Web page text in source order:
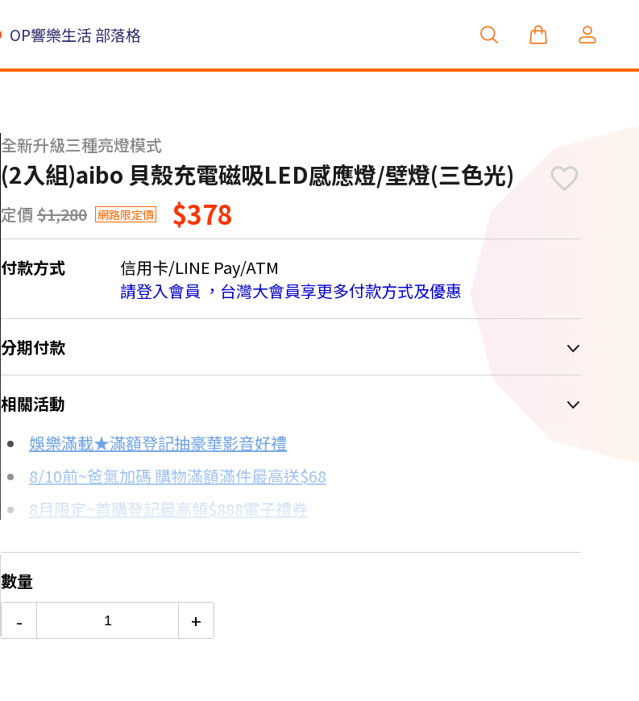
OP響樂生活 部落格
3折
全新升級三種亮燈模式
(2入組)aibo 貝殼充電磁吸LED感應燈/壁燈(三色光)
定價 $1,280 網路限定價 $378
付款方式
信用卡/LINE Pay/ATM
請登入會員 ，台灣大會員享更多付款方式及優惠
分期付款
＊實際可分期數、適用利率，請以購物車顯示為主
信用卡分期
分期數
3期
每期金額
$134
$33
配合銀行/業者
18家銀行/業者
相關活動
娛樂滿載★滿額登記抽豪華影音好禮
8/10前~爸氣加碼 購物滿額滿件最高送$68
8月限定~首購登記最高領$888電子禮券
更多信用卡分期0利率滿額享回饋
電視降到底破盤
數量
- +